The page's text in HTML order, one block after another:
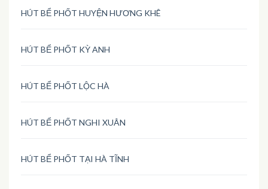
HÚT BỂ PHỐT HUYỆN HƯƠNG KHÊ
HÚT BỂ PHỐT KỲ ANH
HÚT BỂ PHỐT LỘC HÀ
HÚT BỂ PHỐT NGHI XUÂN
HÚT BỂ PHỐT TẠI HÀ TĨNH